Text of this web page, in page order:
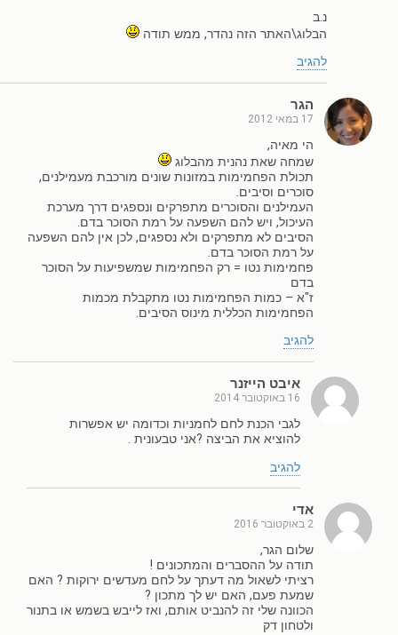
נ.ב
הבלוג\האתר הזה נהדר, ממש תודה
להגיב
הגר
17 במאי 2012
הי מאיה,
שמחה שאת נהנית מהבלוג
תכולת הפחמימות במזונות שונים מורכבת מעמילנים,
סוכרים וסיבים.
העמילנים והסוכרים מתפרקים ונספגים דרך מערכת
העיכול, ויש להם השפעה על רמת הסוכר בדם.
הסיבים לא מתפרקים ולא נספגים, לכן אין להם השפעה
על רמת הסוכר בדם.
פחמימות נטו = רק הפחמימות שמשפיעות על הסוכר
בדם
ז"א – כמות הפחמימות נטו מתקבלת מכמות
הפחמימות הכללית מינוס הסיבים.
להגיב
איבט הייזנר
16 באוקטובר 2014
לגבי הכנת לחם לחמניות וכדומה יש אפשרות
להוציא את הביצה ?אני טבעונית .
להגיב
אדי
2 באוקטובר 2016
שלום הגר,
תודה על ההסברים והמתכונים !
רציתי לשאול מה דעתך על לחם מעדשים ירוקות ? האם
שמעת פעם, האם יש לך מתכון ?
הכוונה שלי זה להנביט אותם, ואז לייבש בשמש או בתנור
ולטחון דק